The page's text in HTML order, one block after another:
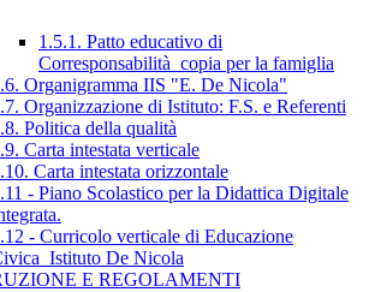
1.5.1. Patto educativo di
Corresponsabilità_copia per la famiglia
Organigramma IIS "E. De Nicola"
Organizzazione di Istituto: F.S. e Referenti
Politica della qualità
Carta intestata verticale
Carta intestata orizzontale
- Piano Scolastico per la Didattica Digitale
- Curricolo verticale di Educazione
De Nicola
E REGOLAMENTI